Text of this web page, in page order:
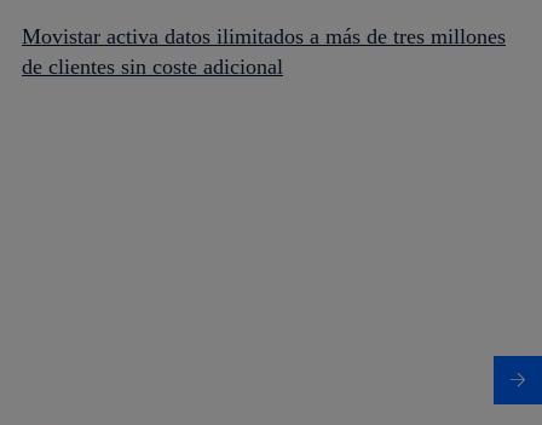
Movistar activa datos ilimitados a más de tres millones
de clientes sin coste adicional